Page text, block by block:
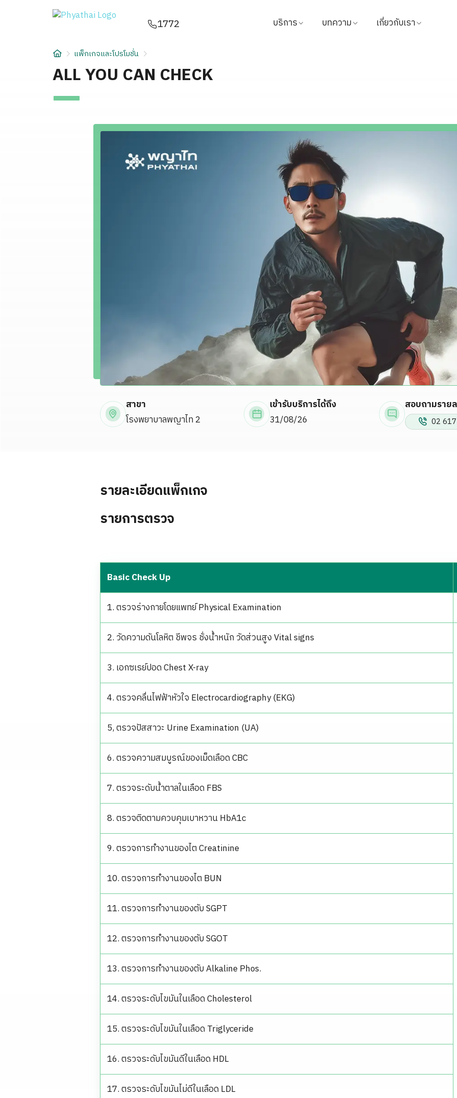
1772
บริการ
แพ็กเกจ & โปรโมชั่น
ศูนย์ทางการแพทย์
ชำระค่าบริการ
นโยบายการคืนเงิน
ขอประวัติการรักษา
บทความ
เกี่ยวกับเรา
นักลงทุนสัมพันธ์
กิจกรรม
ร่วมงานกับเรา
English 中文
บทความ
แพ็กเกจและโปรโมชั่น
ALL YOU CAN CHECK
สาขา
โรงพยาบาลพญาไท 2
เข้ารับบริการได้ถึง
31/08/26
สอบถามราย
02
รายละเอียดแพ็กเกจ
รายการตรวจ
Basic Check Up
1. ตรวจร่างกายโดยแพทย์ Physical Examination
2. วัดความดันโลหิต ชีพจร ชั่งนํ้าหนัก วัดส่วนสูง Vital signs
3. เอกซเรย์ปอด Chest X-ray
4. ตรวจคลื่นไฟฟ้าหัวใจ Electrocardiography (EKG)
5, ตรวจปัสสาวะ Urine Examination (UA)
6. ตรวจความสมบูรณ์ของเม็ดเลือด CBC
7. ตรวจระดับน้ำตาลในเลือด FBS
8. ตรวจติดตามควบคุมเบาหวาน HbA1c
9. ตรวจการทำงานของไต Creatinine
10. ตรวจการทำงานของไต BUN
11. ตรวจการทำงานของตับ SGPT
12. ตรวจการทำงานของตับ SGOT
13. ตรวจการทำงานของตับ Alkaline Phos.
14. ตรวจระดับไขมันในเลือด Cholesterol
15. ตรวจระดับไขมันในเลือด Triglyceride
16. ตรวจระดับไขมันดีในเลือด HDL
17. ตรวจระดับไขมันไม่ดีในเลือด LDL